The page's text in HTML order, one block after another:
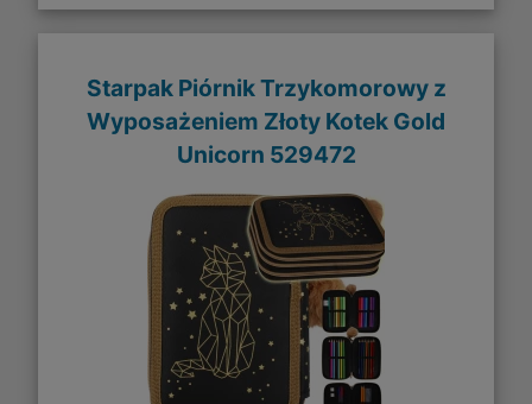
Starpak Piórnik Trzykomorowy z
Wyposażeniem Złoty Kotek Gold
Unicorn 529472